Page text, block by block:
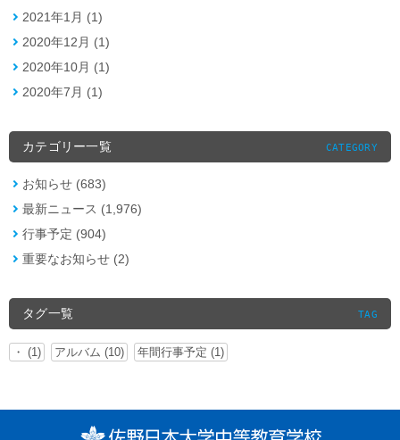
2021年1月 (1)
2020年12月 (1)
2020年10月 (1)
2020年7月 (1)
カテゴリー一覧 CATEGORY
お知らせ (683)
最新ニュース (1,976)
行事予定 (904)
重要なお知らせ (2)
タグ一覧 TAG
・ (1) アルバム (10) 年間行事予定 (1)